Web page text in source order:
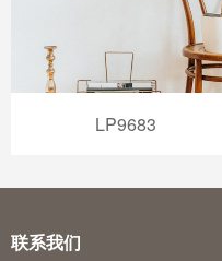
LP9683
联系我们